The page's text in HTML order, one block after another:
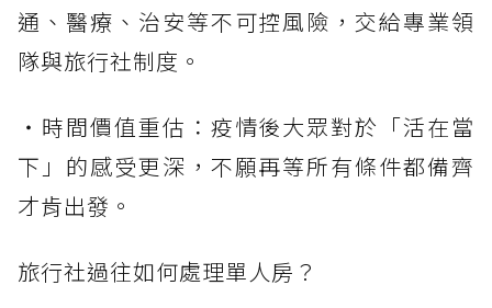
通、醫療、治安等不可控風險，交給專業領
隊與旅行社制度。
・時間價值重估：疫情後大眾對於「活在當
下」的感受更深，不願再等所有條件都備齊
才肯出發。
旅行社過往如何處理單人房？